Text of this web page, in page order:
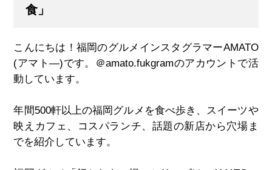
食」
こんにちは！福岡のグルメインスタグラマーAMATO
(アマト―)です。＠amato.fukgramのアカウントで活
動しています。
年間500軒以上の福岡グルメを食べ歩き、スイーツや
映えカフェ、コスパランチ、話題の新店から穴場ま
でを紹介しています。